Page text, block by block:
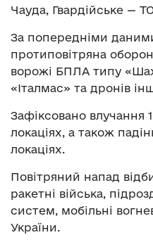
Чауда, Гвардійське —
За попередніми
протиповітряна
ворожі БПЛА типу
«Італмас» та дронів
Зафіксовано влучання
локаціях, а також
локаціях.
Повітряний напад
ракетні війська,
систем, мобільні
України.